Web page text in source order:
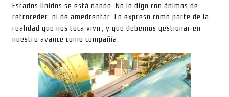
Estados Unidos se está dando. No lo digo con ánimos de
retroceder, ni de amedrentar. Lo expreso como parte de la
realidad que nos toca vivir, y que debemos gestionar en
nuestro avance como compañía.